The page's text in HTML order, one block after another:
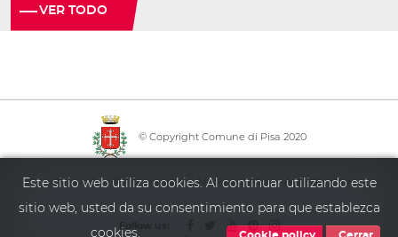
VER TODO
© Copyright Comune di Pisa 2020
Info point· Policy privacy·Mapa del sitio · Accesibilidad
Follow us:
Este sitio web utiliza cookies. Al continuar utilizando este
sitio web, usted da su consentimiento para que establezca
cookies.